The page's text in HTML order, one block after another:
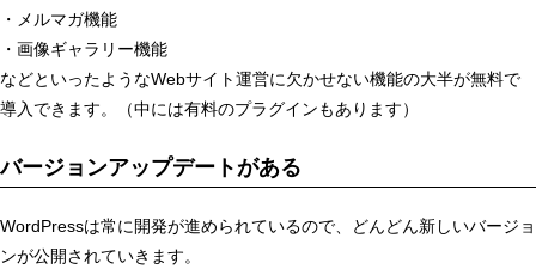
・メルマガ機能
・画像ギャラリー機能
などといったようなWebサイト運営に欠かせない機能の大半が無料で
導入できます。（中には有料のプラグインもあります）
バージョンアップデートがある
WordPressは常に開発が進められているので、どんどん新しいバージョ
ンが公開されていきます。